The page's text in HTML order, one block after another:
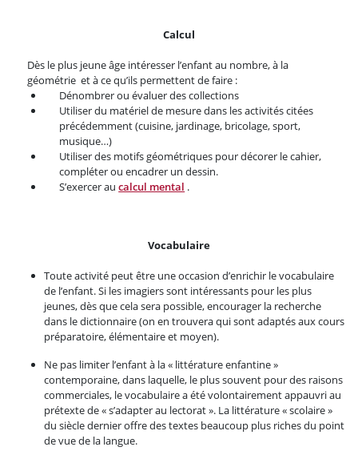
Calcul
Dès le plus jeune âge intéresser l’enfant au nombre, à la
géométrie et à ce qu’ils permettent de faire :
Dénombrer ou évaluer des collections
Utiliser du matériel de mesure dans les activités citées
précédemment (cuisine, jardinage, bricolage, sport,
musique…)
Utiliser des motifs géométriques pour décorer le cahier,
compléter ou encadrer un dessin.
S’exercer aucalcul mental .
Vocabulaire
Toute activité peut être une occasion d’enrichir le vocabulaire
de l’enfant. Si les imagiers sont intéressants pour les plus
jeunes, dès que cela sera possible, encourager la recherche
dans le dictionnaire (on en trouvera qui sont adaptés aux cours
préparatoire, élémentaire et moyen).
Ne pas limiter l’enfant à la « littérature enfantine »
contemporaine, dans laquelle, le plus souvent pour des raisons
commerciales, le vocabulaire a été volontairement appauvri au
prétexte de « s’adapter au lectorat ». La littérature « scolaire »
du siècle dernier offre des textes beaucoup plus riches du point
de vue de la langue.